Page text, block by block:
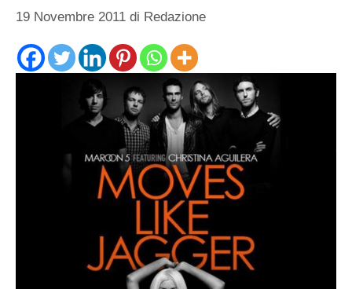
19 Novembre 2011 di Redazione